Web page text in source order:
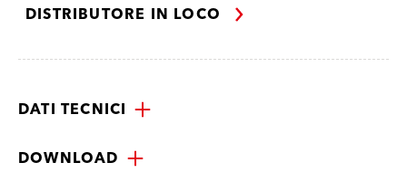
DISTRIBUTORE IN LOCO
DATI TECNICI
DOWNLOAD